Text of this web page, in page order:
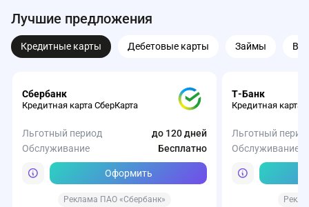
Лучшие предложения
Кредитные карты Дебетовые карты Займы
Сбербанк
Кредитная карта СберКарта
Льготный период
до 120 дней
Обслуживание
Бесплатно
Оформить
Реклама ПАО «Сбербанк»
Т-Банк
Кредитная карта
Льготный
Обслуживание